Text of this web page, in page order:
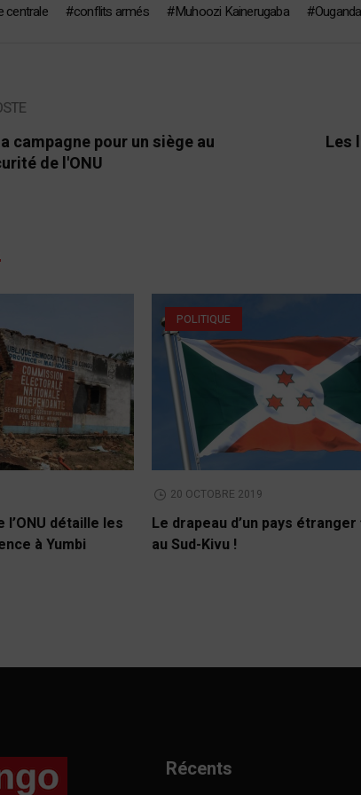
centrale conflits armés Muhoozi Kainerugaba Ouganda
campagne pour un siège au
de l'ONU
Les
l’ONU détaille les
à Yumbi
POLITIQUE
20 OCTOBRE 2019
Le drapeau d’un pays
au Sud-Kivu !
Récents